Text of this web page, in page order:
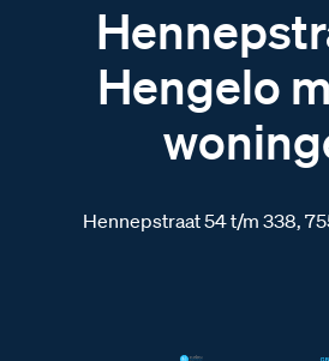
Hengelo
Hennepstraat 54 t/m 338,